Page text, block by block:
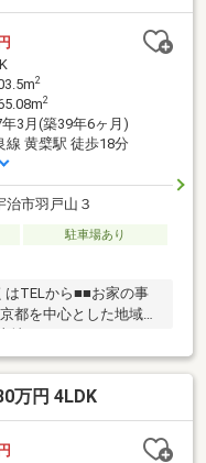
2
2
年3月(築39年6ヶ月)
線 黄檗駅 徒歩18分
治市羽戸山３
駐車場あり
TELから■■お家の事
都を中心とした地域密
地・マンション・リフ
軽にご相談下さい！！
アフターホームへ！
万円 4LDK